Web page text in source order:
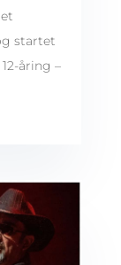
startet
åring –